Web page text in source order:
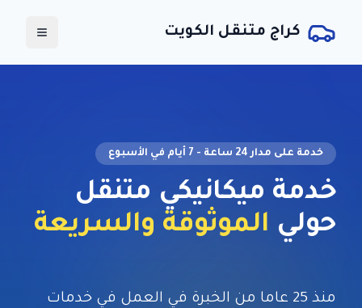
كراج متنقل الكويت
خدمة على مدار 24 ساعة - 7 أيام في الأسبوع
خدمة ميكانيكي متنقل
حولي الموثوقة والسريعة
منذ 25 عاما من الخبرة في العمل في خدمات